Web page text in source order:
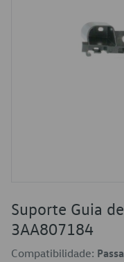
Suporte Guia
3AA807184
Compatibilidade: